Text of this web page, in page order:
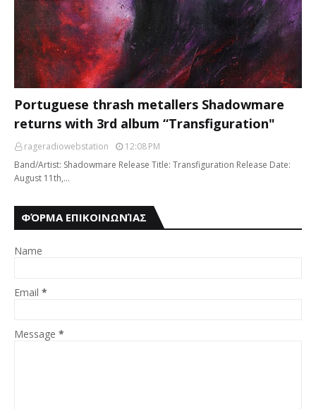
Portuguese thrash metallers Shadowmare
returns with 3rd album “Transfiguration"
rageradiowebstation
12:08 PM
Band/Artist: Shadowmare Release Title: Transfiguration Release Date:
August 11th,…
ΦΌΡΜΑ ΕΠΙΚΟΙΝΩΝΊΑΣ
Name
Email *
Message *